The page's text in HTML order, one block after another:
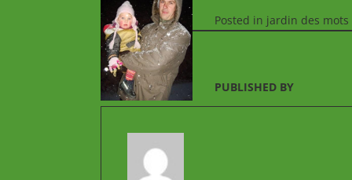
Posted in jardin des mots
PUBLISHED BY